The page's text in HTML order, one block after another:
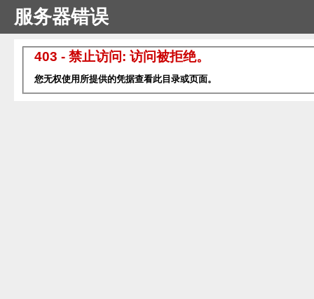
服务器错误
403 - 禁止访问: 访问被拒绝。
您无权使用所提供的凭据查看此目录或页面。